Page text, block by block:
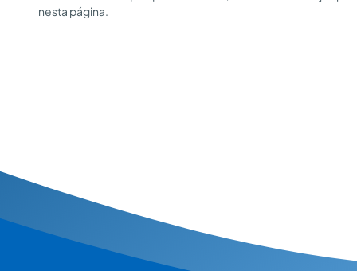
nesta página.